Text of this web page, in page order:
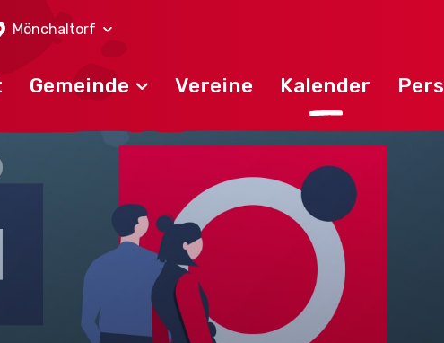
Mönchaltorf
Gemeinde Vereine Kalender